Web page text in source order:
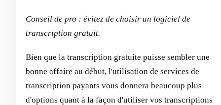
Conseil de pro : évitez de choisir un logiciel de
transcription gratuit.
Bien que la transcription gratuite puisse sembler une
bonne affaire au début, l'utilisation de services de
transcription payants vous donnera beaucoup plus
d'options quant à la façon d'utiliser vos transcriptions